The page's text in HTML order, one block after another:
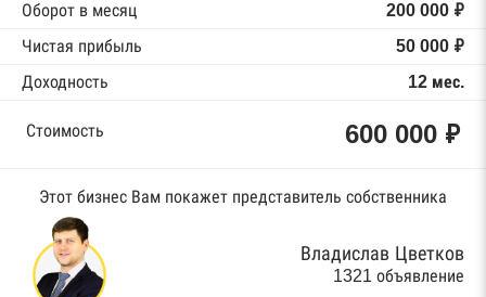
Оборот в месяц
200 000 ₽
Чистая прибыль
50 000 ₽
Доходность
12 мес.
Стоимость 600 000 ₽
Этот бизнес Вам покажет представитель собственника
Владислав Цветков
1321 объявление